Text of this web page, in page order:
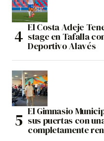
El Costa Adeje
stage en Tafalla
Deportivo Alavés
El Gimnasio
sus puertas con
completamente